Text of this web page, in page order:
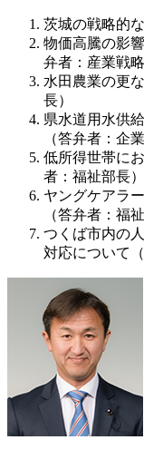
茨城の戦略的
物価高騰の影
弁者：産業戦略
水田農業の更
長）
県水道用水供
（答弁者：企
低所得世帯に
者：福祉部長）
ヤングケアラ
（答弁者：福
つくば市内の
対応について